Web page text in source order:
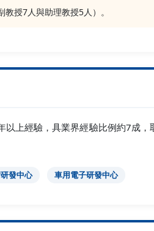
授7人與助理教授5人）。
上經驗，具業界經驗比例約7成，
發中心 車用電子研發中心